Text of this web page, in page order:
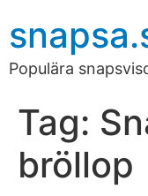
Populära
Tag:
bröllop